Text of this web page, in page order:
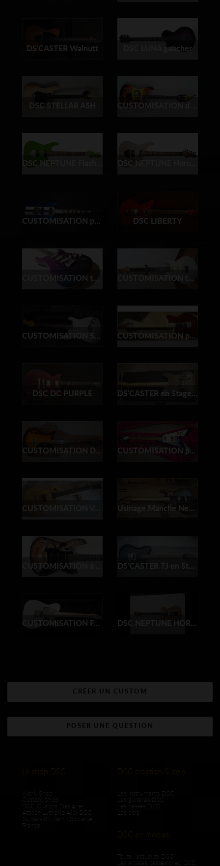
DS'CASTER Walnutt DSC LUNA gaucher
DSC STELLAR ASH
CUSTOMISATION peinture VIPER DSC LIBERTY
CUSTOMISATION total finish CAMELEON'STRAT
CUSTOMISATION SHORELINE GOLD STRAT RELIC 56 CUSTOMISATION peinture FA
DSC DC PURPLE DS'CASTER en Stage Do It Yourself !!!
CUSTOMISATION Danelectro DC 2 12 cordes CUSTOMISATION peinture Gibson Flying V
Usinage Manche Neck Mosrite pour LA DISSIDENTE
DS'CASTER TJ en Stage Do It Yourself !!!
CUSTOMISATION Fender Part' caster Star Wars DSC NEPTUNE HORUS C.G
CRÉER UN CUSTOM
POSER UNE QUESTION
Le shop DSC
Work Shop
Custom Shop
DSC Custom Designer
Atelier Lutherie Albi DSC
Guitars 81 Tarn Occitanie
France
DSC création & bois
Les instruments DSC
Les guitares DSC
Les basses DSC
Les bois
DSC en medias
Toute l'actualité DSC
Les artistes passés chez DSC